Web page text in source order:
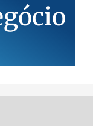
gócio